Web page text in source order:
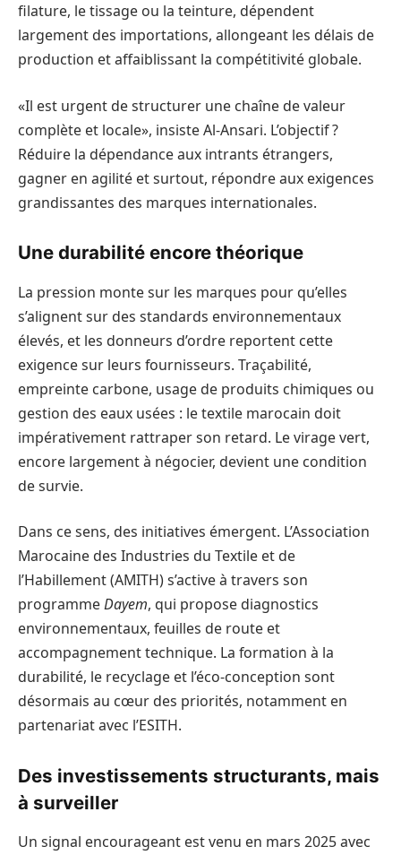
filature, le tissage ou la teinture, dépendent
largement des importations, allongeant les délais de
production et affaiblissant la compétitivité globale.
«Il est urgent de structurer une chaîne de valeur
complète et locale», insiste Al-Ansari. L’objectif ?
Réduire la dépendance aux intrants étrangers,
gagner en agilité et surtout, répondre aux exigences
grandissantes des marques internationales.
Une durabilité encore théorique
La pression monte sur les marques pour qu’elles
s’alignent sur des standards environnementaux
élevés, et les donneurs d’ordre reportent cette
exigence sur leurs fournisseurs. Traçabilité,
empreinte carbone, usage de produits chimiques ou
gestion des eaux usées : le textile marocain doit
impérativement rattraper son retard. Le virage vert,
encore largement à négocier, devient une condition
de survie.
Dans ce sens, des initiatives émergent. L’Association
Marocaine des Industries du Textile et de
l’Habillement (AMITH) s’active à travers son
programmeDayem, qui propose diagnostics
environnementaux, feuilles de route et
accompagnement technique. La formation à la
durabilité, le recyclage et l’éco-conception sont
désormais au cœur des priorités, notamment en
partenariat avec l’ESITH.
Des investissements structurants, mais
à surveiller
Un signal encourageant est venu en mars 2025 avec